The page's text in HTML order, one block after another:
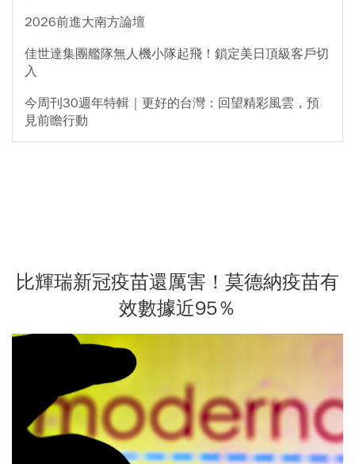
2026前進大南方論壇
佳世達集團艦隊無人機小隊起飛！鎖定美日頂級客戶切
入
今周刊30週年特輯｜更好的台灣：回望精彩風雲，預
見前瞻行動
比輝瑞新冠疫苗還厲害！莫德納疫苗有
效數據近95％